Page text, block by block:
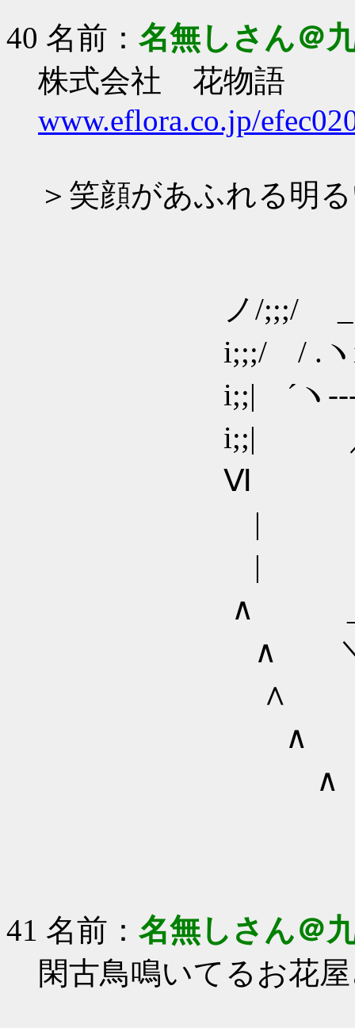
40 名前： 名無しさん＠
株式会社 花物語
www.eflora.co.jp/
＞笑顔があふれる明
ノ/;;;/ _ ~
i;;;/ / .ヽi
i;;| ´ヽ--‐´|
i;;| ／ |
Ⅵ /
| ／/
| （ ,- ）
∧ ____
∧ ＼
∧ ヽ
∧ (二
∧ u
41 名前： 名無しさん＠
閑古鳥鳴いてるお花